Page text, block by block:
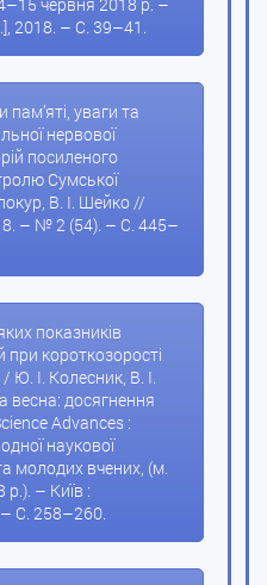
червня 2018 р. –
2018. – С. 39–41.
уваги та
нервової
посиленого
Сумської
В. І. Шейко //
– № 2 (54). – С. 445–
показників
короткозорості
Ю. І. Колесник, В. І.
весна: досягнення
Advances :
наукової
молодих вчених, (м.
р.). – Київ :
С. 258–260.